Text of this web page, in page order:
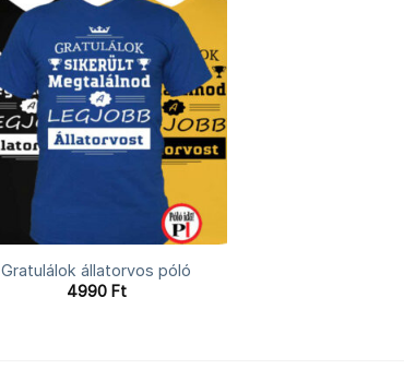
Gratulálok állatorvos póló
4990 Ft